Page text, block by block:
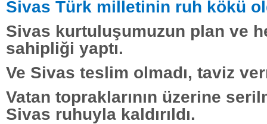
Sivas Türk milletinin ruh kökü
Sivas kurtuluşumuzun plan ve
sahipliği yaptı.
Ve Sivas teslim olmadı, taviz
Vatan topraklarının üzerine
Sivas ruhuyla kaldırıldı.